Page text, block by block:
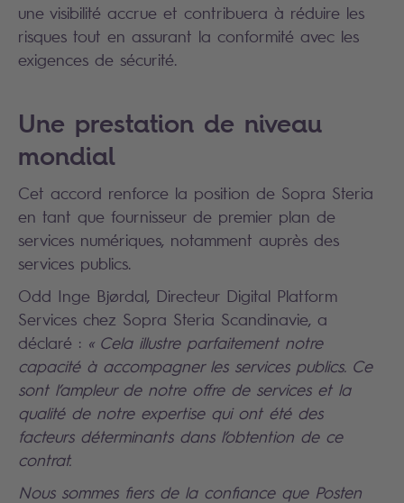
une visibilité accrue et contribuera à réduire les
risques tout en assurant la conformité avec les
exigences de sécurité.
Une prestation de niveau
mondial
Cet accord renforce la position de Sopra Steria
en tant que fournisseur de premier plan de
services numériques, notamment auprès des
services publics.
Odd Inge Bjørdal, Directeur Digital Platform
Services chez Sopra Steria Scandinavie, a
déclaré : « Cela illustre parfaitement notre
capacité à accompagner les services publics. Ce
sont l’ampleur de notre offre de services et la
qualité de notre expertise qui ont été des
facteurs déterminants dans l’obtention de ce
contrat.
Nous sommes fiers de la confiance que Posten